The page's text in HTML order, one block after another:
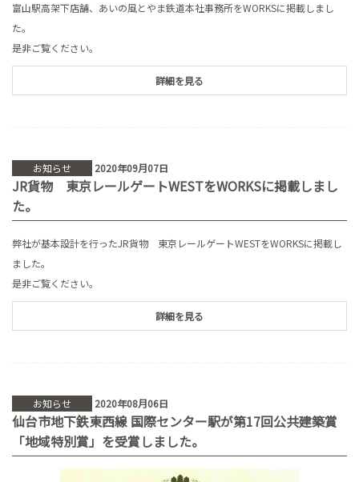
富山駅高架下店舗、あいの風とやま鉄道本社事務所をWORKSに掲載しまし
た。
是非ご覧ください。
詳細を見る
お知らせ 2020年09月07日
JR貨物 東京レールゲートWESTをWORKSに掲載しまし
た。
弊社が基本設計を行ったJR貨物 東京レールゲートWESTをWORKSに掲載し
ました。
是非ご覧ください。
詳細を見る
お知らせ 2020年08月06日
仙台市地下鉄東西線 国際センター駅が第17回公共建築賞
「地域特別賞」を受賞しました。